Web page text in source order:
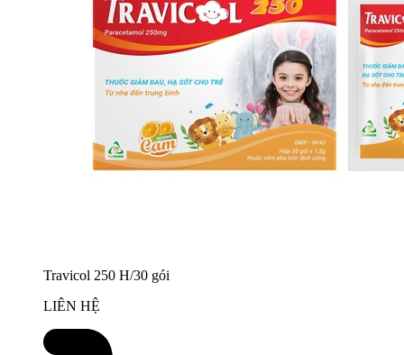
Travicol 250 H/30 gói
LIÊN HỆ